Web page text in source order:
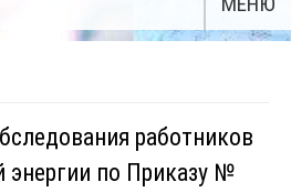
работников
энергии по Приказу №